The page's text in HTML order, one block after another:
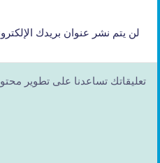
لن يتم نشر عنوان بريدك